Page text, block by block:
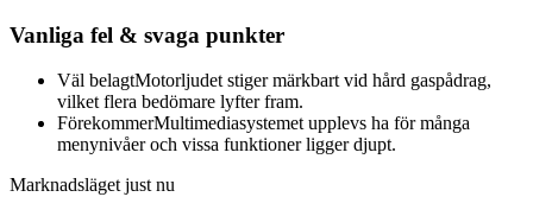
Vanliga fel & svaga punkter
Väl belagtMotorljudet stiger märkbart vid hård gaspådrag,
vilket flera bedömare lyfter fram.
FörekommerMultimediasystemet upplevs ha för många
menynivåer och vissa funktioner ligger djupt.
Marknadsläget just nu